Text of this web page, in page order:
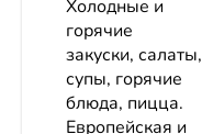
Холодные и
горячие
закуски, салаты,
супы, горячие
блюда, пицца.
Европейская и